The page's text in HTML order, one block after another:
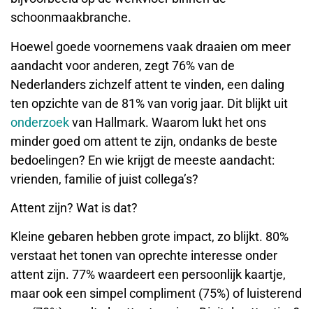
Attent zijn? Wat is dat?
Kleine gebaren hebben grote impact, zo blijkt. 80%
verstaat het tonen van oprechte interesse onder
attent zijn. 77% waardeert een persoonlijk kaartje,
maar ook een simpel compliment (75%) of luisterend
oor (70%) wordt als attent gezien. Digitale attenties?
Die zijn minder impactvol; 38% vindt een felicitatie
via WhatsApp attent en 10% schaart een like op
social media onder attent zijn.
Waarom attent zijn niet vanzelf gaat
De wens om attent te zijn, botst vaak met de
realiteit. Voor veel mensen is de angst om
opdringerig over te komen (44%) een grote drempel.
Dit leidt ertoe dat ze afstand houden, zelfs van